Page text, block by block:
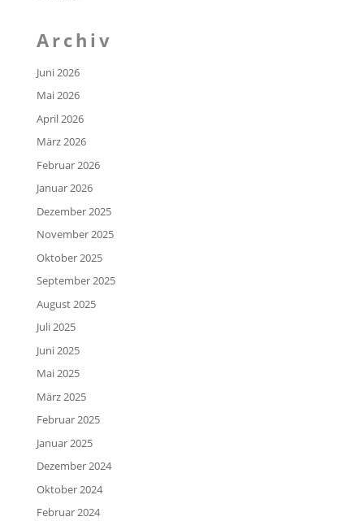
Archiv
Juni 2026
Mai 2026
April 2026
März 2026
Februar 2026
Januar 2026
Dezember 2025
November 2025
Oktober 2025
September 2025
August 2025
Juli 2025
Juni 2025
Mai 2025
März 2025
Februar 2025
Januar 2025
Dezember 2024
Oktober 2024
Februar 2024